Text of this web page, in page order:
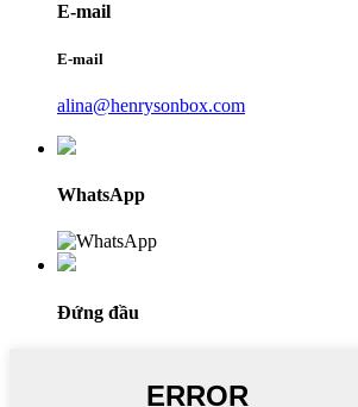
E-mail
E-mail
alina@henrysonbox.com
WhatsApp
Đứng đầu